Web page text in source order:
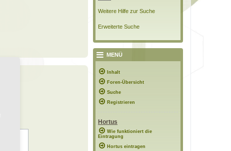
Weitere Hilfe zur Suche
Erweiterte Suche
MENÜ
Inhalt
Foren-Übersicht
Suche
Registrieren
Hortus
Wie funktioniert die
Eintragung
Hortus eintragen